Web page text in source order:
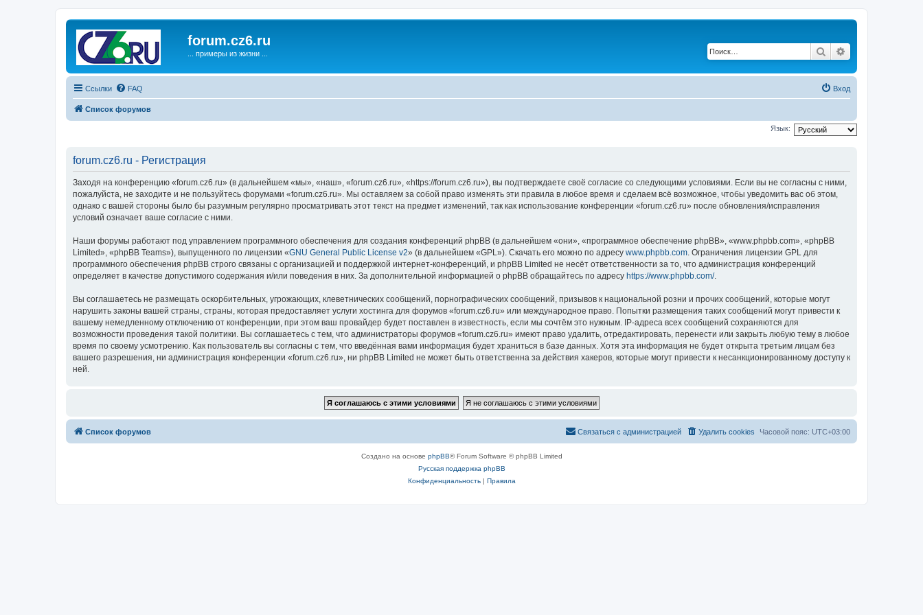
forum.cz6.ru
... примеры из жизни ... Поиск
Ссылки FAQ Вход
Список форумов
Язык:
forum.cz6.ru - Регистрация
Заходя на конференцию «forum.cz6.ru» (в дальнейшем «мы», «наш», «forum.cz6.ru», «https://forum.cz6.ru»), вы подтверждаете своё согласие со следующими условиями. Если вы не согласны с ними,
пожалуйста, не заходите и не пользуйтесь форумами «forum.cz6.ru». Мы оставляем за собой право изменять эти правила в любое время и сделаем всё возможное, чтобы уведомить вас об этом,
однако с вашей стороны было бы разумным регулярно просматривать этот текст на предмет изменений, так как использование конференции «forum.cz6.ru» после обновления/исправления
условий означает ваше согласие с ними.
Наши форумы работают под управлением программного обеспечения для создания конференций phpBB (в дальнейшем «они», «программное обеспечение phpBB», «www.phpbb.com», «phpBB
Limited», «phpBB Teams»), выпущенного по лицензии «GNU General Public License v2» (в дальнейшем «GPL»). Скачать его можно по адресу www.phpbb.com. Ограничения лицензии GPL для
программного обеспечения phpBB строго связаны с организацией и поддержкой интернет-конференций, и phpBB Limited не несёт ответственности за то, что администрация конференций
определяет в качестве допустимого содержания и/или поведения в них. За дополнительной информацией о phpBB обращайтесь по адресу https://www.phpbb.com/.
Вы соглашаетесь не размещать оскорбительных, угрожающих, клеветнических сообщений, порнографических сообщений, призывов к национальной розни и прочих сообщений, которые могут
нарушить законы вашей страны, страны, которая предоставляет услуги хостинга для форумов «forum.cz6.ru» или международное право. Попытки размещения таких сообщений могут привести к
вашему немедленному отключению от конференции, при этом ваш провайдер будет поставлен в известность, если мы сочтём это нужным. IP-адреса всех сообщений сохраняются для
возможности проведения такой политики. Вы соглашаетесь с тем, что администраторы форумов «forum.cz6.ru» имеют право удалить, отредактировать, перенести или закрыть любую тему в любое
время по своему усмотрению. Как пользователь вы согласны с тем, что введённая вами информация будет храниться в базе данных. Хотя эта информация не будет открыта третьим лицам без
вашего разрешения, ни администрация конференции «forum.cz6.ru», ни phpBB Limited не может быть ответственна за действия хакеров, которые могут привести к несанкционированному доступу к
ней.
Список форумов Часовой пояс: UTC+03:00
Удалить cookies
Связаться с администрацией
Создано на основе phpBB® Forum Software © phpBB Limited
Русская поддержка phpBB
Конфиденциальность| Правила